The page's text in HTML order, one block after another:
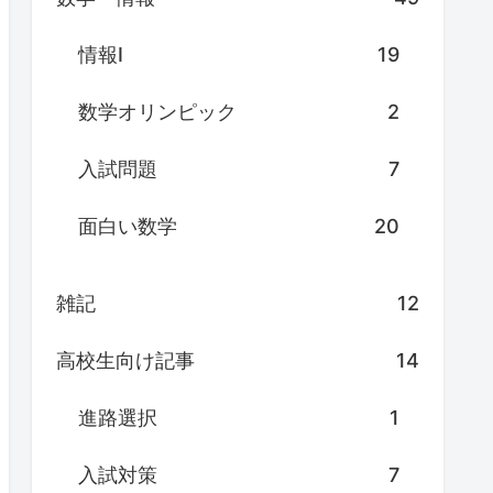
情報Ⅰ 19
数学オリンピック 2
入試問題 7
面白い数学 20
雑記 12
高校生向け記事 14
進路選択 1
入試対策 7